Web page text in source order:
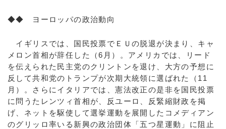
◆◆ ヨーロッパの政治動向
イギリスでは、国民投票でＥＵの脱退が決まり、キャ
メロン首相が辞任した（6月）。アメリカでは、リード
を伝えられた民主党のクリントンを退け、大方の予想に
反して共和党のトランプが次期大統領に選ばれた（11
月）。さらにイタリアでは、憲法改正の是非を国民投票
に問うたレンツィ首相が、反ユーロ、反緊縮財政を掲
げ、ネットを駆使して選挙運動を展開したコメディアン
のグリッロ率いる新興の政治団体「五つ星運動」に阻止